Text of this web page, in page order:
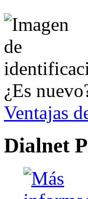
¿Es
Ventajas
Dialnet